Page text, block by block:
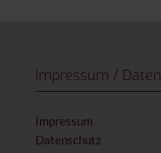
Impressum /
Impressum
Datenschutz